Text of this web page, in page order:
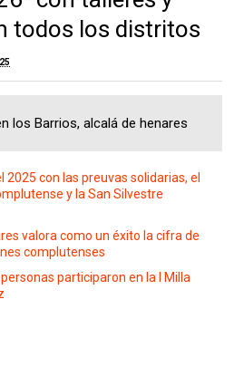
todos los distritos
los Barrios, alcalá de henares
2025 con las preuvas solidarias, el
y la San Silvestre
valora como un éxito la cifra de
complutenses
personas participaron en la I Milla